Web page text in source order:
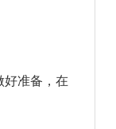
好准备，在